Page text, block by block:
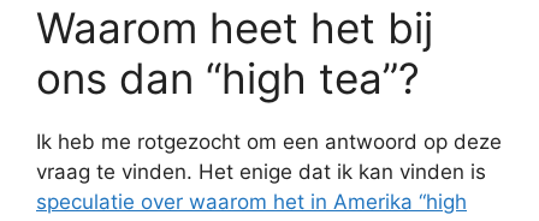
Waarom heet het bij
ons dan “high tea”?
Ik heb me rotgezocht om een antwoord op deze
vraag te vinden. Het enige dat ik kan vinden is
speculatie over waarom het in Amerika “high